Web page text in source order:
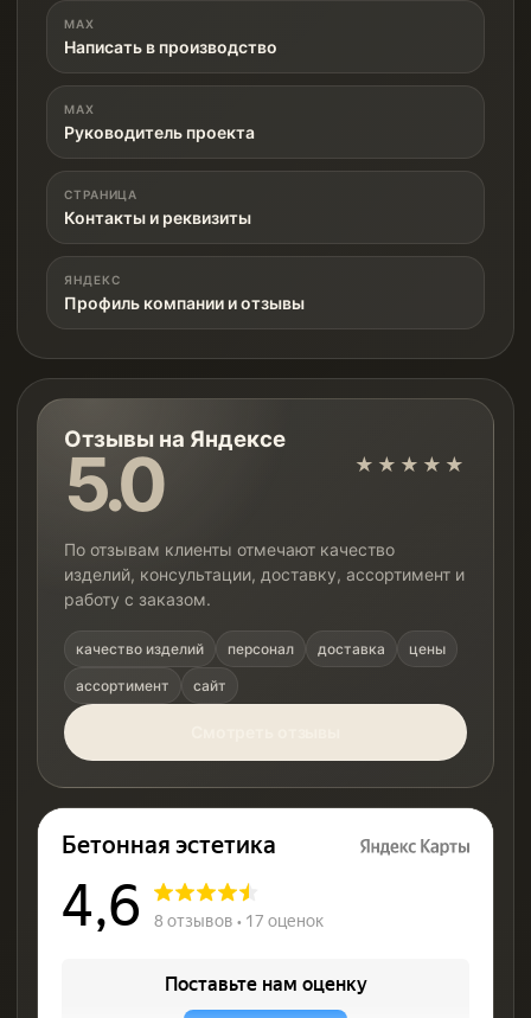
MAX
Написать в производство
MAX
Руководитель проекта
СТРАНИЦА
Контакты и реквизиты
ЯНДЕКС
Профиль компании и отзывы
Отзывы на Яндексе
5.0 ★★★★★
По отзывам клиенты отмечают качество
изделий, консультации, доставку, ассортимент и
работу с заказом.
качество изделий персонал доставка цены
ассортимент сайт